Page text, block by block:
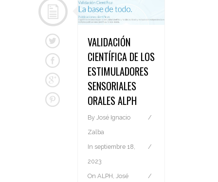
VALIDACIÓN
CIENTÍFICA DE LOS
ESTIMULADORES
SENSORIALES
ORALES ALPH
By José Ignacio
Zalba
In septiembre 18,
2023
On ALPH
José